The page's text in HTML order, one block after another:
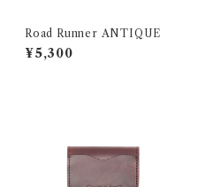
Road Runner ANTIQUE
¥5,300